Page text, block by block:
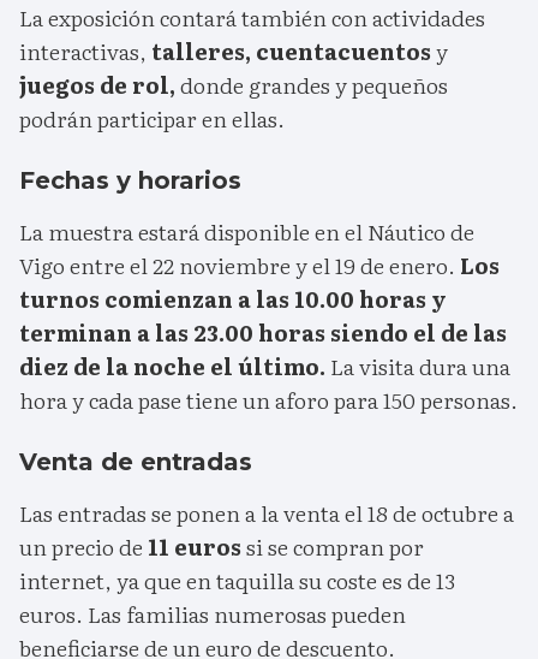
La exposición contará también con actividades
interactivas, talleres, cuentacuentosy
juegos de rol,donde grandes y pequeños
podrán participar en ellas.
Fechas y horarios
La muestra estará disponible en el Náutico de
Vigo entre el 22 noviembre y el 19 de enero. Los
turnos comienzan a las 10.00 horas y
terminan a las 23.00 horas siendo el de las
diez de la noche el último. La visita dura una
hora y cada pase tiene un aforo para 150 personas.
Venta de entradas
Las entradas se ponen a la venta el 18 de octubre a
un precio de 11 eurossi se compran por
internet, ya que en taquilla su coste es de 13
euros. Las familias numerosas pueden
beneficiarse de un euro de descuento.